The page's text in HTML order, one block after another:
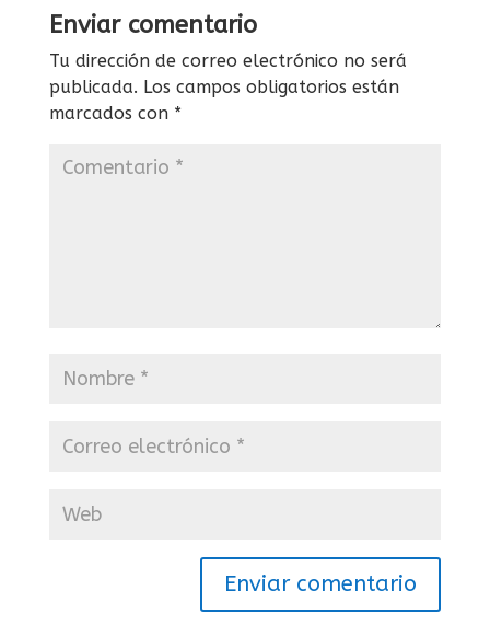
Enviar comentario
Tu dirección de correo electrónico no será
publicada. Los campos obligatorios están
marcados con *